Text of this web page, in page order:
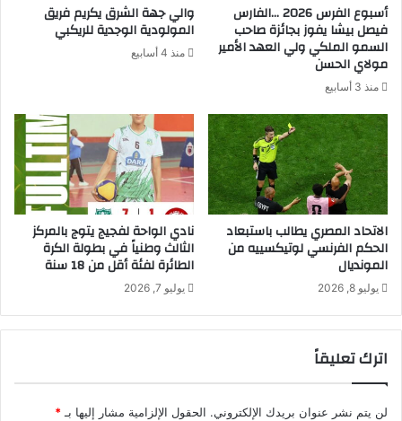
أسبوع الفرس 2026 …الفارس
فيصل بيشا يفوز بجائزة صاحب
السمو الملكي ولي العهد الأمير
مولاي الحسن
منذ 3 أسابيع
والي جهة الشرق يكريم فريق
المولودية الوجدية للريكبي
منذ 4 أسابيع
الاتحاد المصري يطالب باستبعاد
الحكم الفرنسي لوتيكسييه من
المونديال
يوليو 8, 2026
نادي الواحة لفجيج يتوج بالمركز
الثالث وطنياً في بطولة الكرة
الطائرة لفئة أقل من 18 سنة
يوليو 7, 2026
اترك تعليقاً
لن يتم نشر عنوان بريدك الإلكتروني. الحقول الإلزامية مشار إليها بـ*